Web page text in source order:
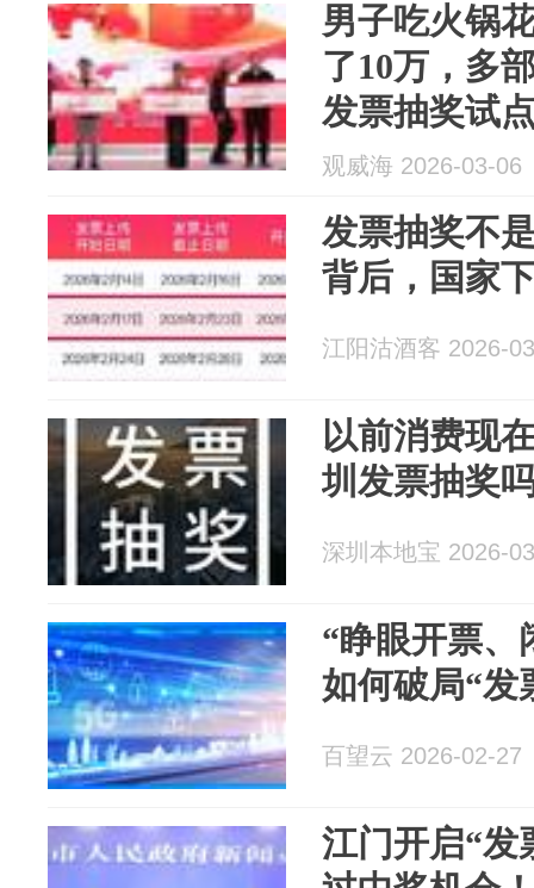
男子吃火锅
了10万，多
发票抽奖试
观威海 2026-03-06
发票抽奖不
背后，国家
江阳沽酒客 2026-
以前消费现
圳发票抽奖
深圳本地宝 2026-
“睁眼开票
如何破局“发
百望云 2026-02-27
江门开启“发